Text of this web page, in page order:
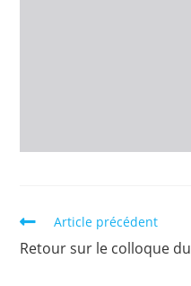
Article précédent
Retour sur le colloque